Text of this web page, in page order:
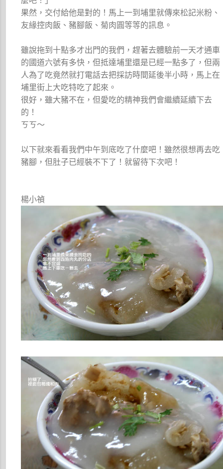
果然，交付給他是對的！馬上一到埔里就傳來松記米粉、
友緣控肉飯、豬腳飯、菊肉圓等等的訊息。
雖說拖到十點多才出門的我們，趕著去體驗前一天才通車
的國道六號有多快，但抵達埔里還是已經一點多了，但兩
人為了吃竟然就打電話去把採訪時間延後半小時，馬上在
埔里街上大吃特吃了起來。
很好，雖大豬不在，但愛吃的精神我們會繼續延續下去
的！
ㄎㄎ～
以下就來看看我們中午到底吃了什麼吧！雖然很想再去吃
豬腳，但肚子已經裝不下了！就留待下次吧！
楊小禎